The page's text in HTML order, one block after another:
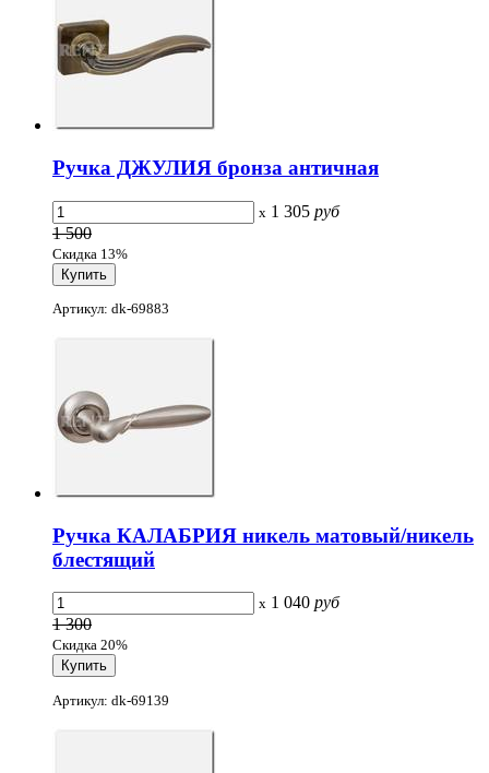
Ручка ДЖУЛИЯ бронза античная
x 1 305 руб
1 500
Скидка 13%
Артикул: dk-69883
Ручка КАЛАБРИЯ никель матовый/никель
блестящий
x 1 040 руб
1 300
Скидка 20%
Артикул: dk-69139